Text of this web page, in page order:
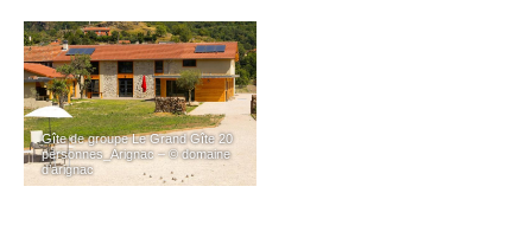
Gîte de groupe Le Grand Gîte 20
personnes_Arignac – © domaine
d’arignac